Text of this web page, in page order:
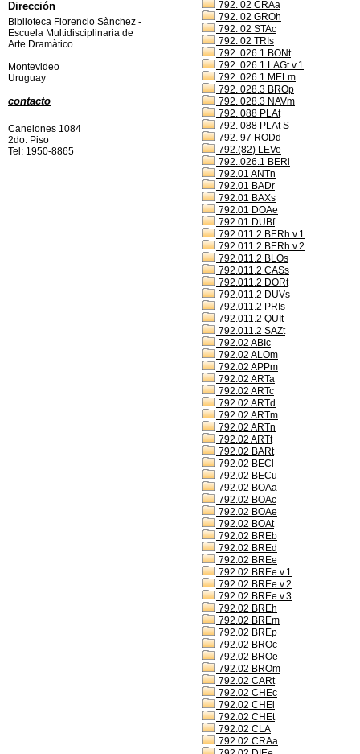
792. 02 CRAa
792. 02 GROh
792. 02 STAc
792. 02 TRIs
792. 026.1 BONt
792. 026.1 LAGt v.1
792. 026.1 MELm
792. 028.3 BROp
792. 028.3 NAVm
792. 088 PLAt
792. 088 PLAt S
792. 97 RODd
792.(82) LEVe
792..026.1 BERi
792.01 ANTn
792.01 BADr
792.01 BAXs
792.01 DOAe
792.01 DUBf
792.011.2 BERh v.1
792.011.2 BERh v.2
792.011.2 BLOs
792.011.2 CASs
792.011.2 DORt
792.011.2 DUVs
792.011.2 PRIs
792.011.2 QUIt
792.011.2 SAZt
792.02 ABIc
792.02 ALOm
792.02 APPm
792.02 ARTa
792.02 ARTc
792.02 ARTd
792.02 ARTm
792.02 ARTn
792.02 ARTt
792.02 BARt
792.02 BECl
792.02 BECu
792.02 BOAa
792.02 BOAc
792.02 BOAe
792.02 BOAt
792.02 BREb
792.02 BREd
792.02 BREe
792.02 BREe v.1
792.02 BREe v.2
792.02 BREe v.3
792.02 BREh
792.02 BREm
792.02 BREp
792.02 BROc
792.02 BROe
792.02 BROm
792.02 CARt
792.02 CHEc
792.02 CHEl
792.02 CHEt
792.02 CLA
792.02 CRAa
Dirección
Biblioteca Florencio Sànchez -
Escuela Multidisciplinaria de
Arte Dramàtico
Montevideo
Uruguay
contacto
Canelones 1084
2do. Piso
Tel: 1950-8865